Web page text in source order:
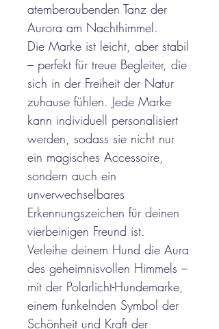
atemberaubenden Tanz der
Aurora am Nachthimmel.
Die Marke ist leicht, aber stabil
– perfekt für treue Begleiter, die
sich in der Freiheit der Natur
zuhause fühlen. Jede Marke
kann individuell personalisiert
werden, sodass sie nicht nur
ein magisches Accessoire,
sondern auch ein
unverwechselbares
Erkennungszeichen für deinen
vierbeinigen Freund ist.
Verleihe deinem Hund die Aura
des geheimnisvollen Himmels –
mit der Polarlicht-Hundemarke,
einem funkelnden Symbol der
Schönheit und Kraft der